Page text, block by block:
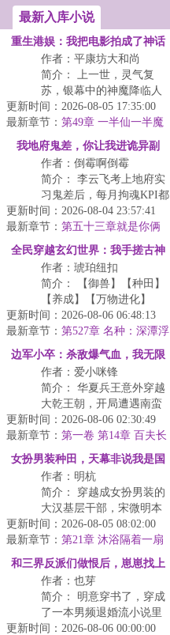
里，撸着凌久...
最新入库小说
重生港娱：我把电影拍成了神话
作者：平康坊大和尚
简介： 上一世，灵气复
苏，银幕中的神魔降临人
间。雷神高举战锤，西方
诸神跨海而来。
<...
更新时间：2026-08-05 17:35:00
最新章节： 第49章 一半仙一半魔
我地府鬼差，你让我进诡异副
本？
作者：倒霉啊倒霉
简介： 李云飞考上地府实
习鬼差后，每月拘魂KPI都
摇摇欲坠，随时面临淘
汰。
更新时间：2026-08-04 23:57:41
最新章节： 第五十三章就是你俩
把玩家引来的？
全民穿越玄幻世界：我手搓古神
作者：琥珀纽扣
简介： 【御兽】【种田】
【养成】【万物进化】
【全民穿越】【玄幻世
界】【庇护所】【求生】
【微群...
更新时间：2026-08-06 06:48:13
最新章节： 第527章 名种：深潭浮
日与合作的诚意！
边军小卒：杀敌爆气血，我无限
破镜！
作者：爱小咪锋
简介： 华夏兵王意外穿越
大乾王朝，开局遭遇南蛮
破城，九死一生。
生...
更新时间：2026-08-06 02:30:49
最新章节： 第一卷 第14章 百夫长
腰牌，一步登天升百户
女扮男装种田，天幕非说我是国
相
作者：明杭
简介： 穿越成女扮男装的
大汉基层干部，宋微明本
着
“少出头、多种地...
更新时间：2026-08-05 08:02:00
最新章节： 第21章 沐浴隔着一扇
门
和三界反派们做恨后，崽崽找上
门
作者：也芽
简介： 明意穿书了，穿成
了一本男频退婚流小说里
的恶毒未婚妻，趋炎附
更新时间：2026-08-06 00:00:00